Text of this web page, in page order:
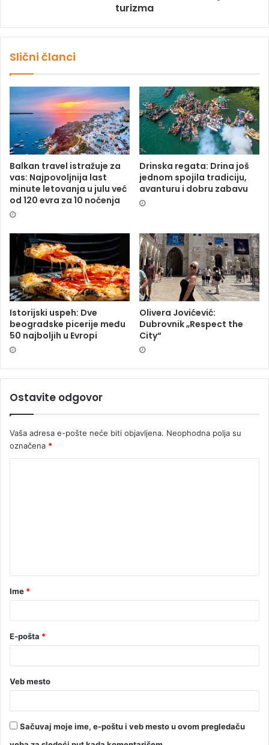
turizma
Slični članci
Balkan travel istražuje za
vas: Najpovoljnija last
minute letovanja u julu već
od 120 evra za 10 noćenja
Drinska regata: Drina još
jednom spojila tradiciju,
avanturu i dobru zabavu
Istorijski uspeh: Dve
beogradske picerije među
50 najboljih u Evropi
Olivera Jovićević:
Dubrovnik „Respect the
City“
Ostavite odgovor
Vaša adresa e-pošte neće biti objavljena. Neophodna polja su
označena *
Ime *
E-pošta *
Veb mesto
Sačuvaj moje ime, e-poštu i veb mesto u ovom pregledaču